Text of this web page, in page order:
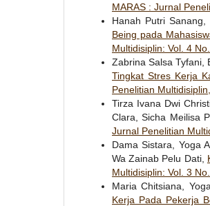
MARAS : Jurnal
Hanah Putri
Being pada
Multidisiplin: Vol. 4
Zabrina Salsa Tyfani,
Tingkat Stres Kerja
Penelitian
Tirza Ivana Dwi
Clara, Sicha Meilisa
Jurnal Penelitian
Dama Sistara, Yoga
Wa Zainab Pelu Dati,
Multidisiplin: Vol. 3
Maria Chitsiana,
Kerja Pada Pekerja